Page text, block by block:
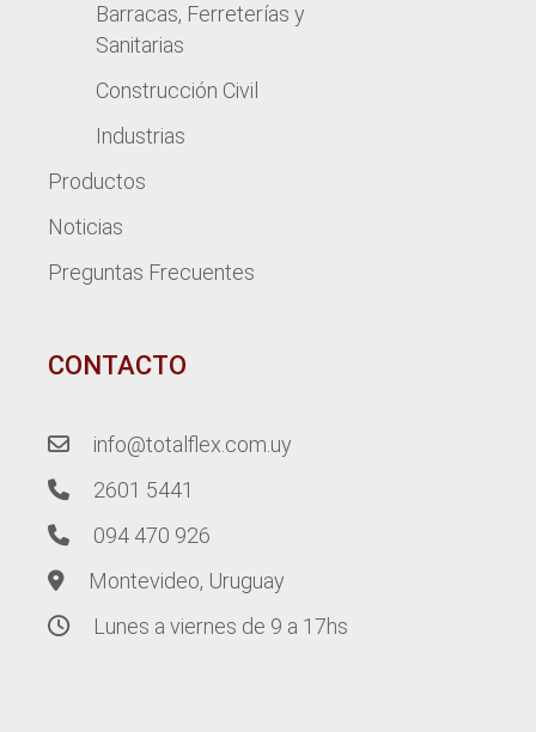
Barracas, Ferreterías y
Sanitarias
Construcción Civil
Industrias
Productos
Noticias
Preguntas Frecuentes
CONTACTO
info@totalflex.com.uy
2601 5441
094 470 926
Montevideo, Uruguay
Lunes a viernes de 9 a 17hs